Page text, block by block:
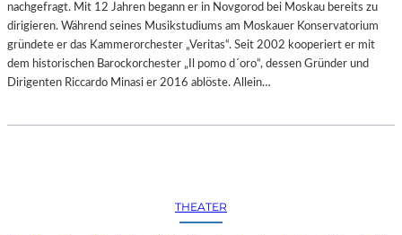
nachgefragt. Mit 12 Jahren begann er in Novgorod bei Moskau bereits zu
dirigieren. Während seines Musikstudiums am Moskauer Konservatorium
gründete er das Kammerorchester „Veritas“. Seit 2002 kooperiert er mit
dem historischen Barockorchester „Il pomo d´oro“, dessen Gründer und
Dirigenten Riccardo Minasi er 2016 ablöste. Allein…
THEATER